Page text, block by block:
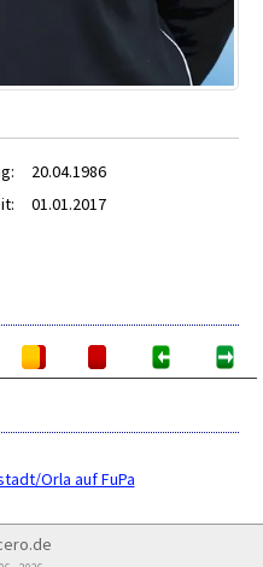
20.04.1986
01.01.2017
Orla auf FuPa